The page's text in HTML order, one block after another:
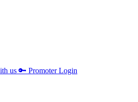
us 🔑 Promoter Login